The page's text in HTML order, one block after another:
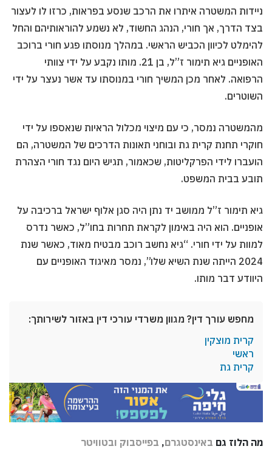
ניידות המשטרה איתרו את הרכב שנסע בפראות, כרזו לו לעצור
בצד הדרך, אך חורי, הנהג החשוד, לא נשמע להוראותיהם והחל
להימלט לכיוון הכביש הראשי. במהלך מנוסתו פגע חורי ברוכב
האופניים גיא תימור ז”ל, בן 21. מותו נקבע על ידי צוותי
הרפואה. לאחר מכן המשיך חורי במנוסתו עד אשר נעצר על ידי
השוטרים.
מהמשטרה נמסר, כי עם מיצוי מכלול הראיות שנאספו על ידי
חוקרי תחנת קרית גת ובוחני תאונות הדרכים של המשטרה, הם
הועברו לידי הפרקליטות, שכאמור, תגיש היום נגד חורי הצהרת
תובע בבית המשפט.
גיא תימור ז”ל ממושב יד נתן היה סגן אלוף ישראל ברכיבה על
אופניים. הוא היה באימון לקראת תחרות בחו”ל, כאשר נדרס
למוות על ידי חורי. “גיא נחשב רוכב מבטיח מאוד, כאשר שנת
2024 הייתה שנת השיא שלו”, נמסר מאיגוד האופניים עם
היוודע דבר מותו.
מחפש עורך דין? מגוון משרדי עורכי דין באזור לשירותך:
קרית מוצקין
ראשי
קרית גת
מה הלוז גם באינסטגרם, בפייסבוק ובטוויטר